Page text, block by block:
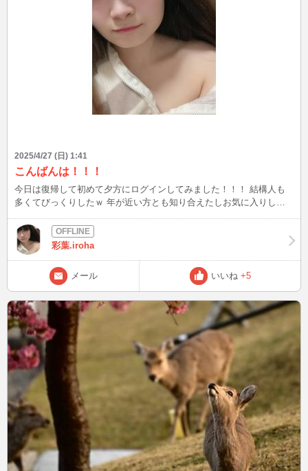
2025/4/27 (日) 1:41
こんばんは！！！
今日は復帰して初めて夕方にログインしてみました！！！ 結構人も
多くてびっくりしたｗ 年が近い方とも知り合えたしお気に入りして
しかったです。 時間帯が不定期なのでタイミングが合わない方もい
るんですけどメッセージもらえると嬉しいです！！！！ Gwは皆さま
どうお過ごしなんかなー？ 彩華はお仕事＋のんびり過ごしま
す！！！ 暇だよって方はぜひ待ち合わせでもしてお話しましょう＾
るのかなーｗ
彩葉.iroha
メール いいね +5